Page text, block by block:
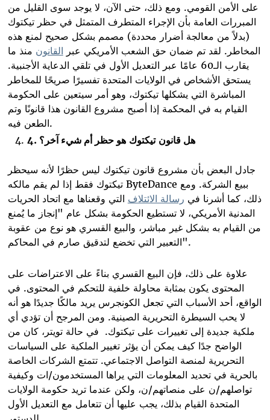
على الأمن القومي. ومع ذلك، حتى الآن، لا يوجد سوى القليل من
المبررات العامة بأن الإجراء المتطرف المتمثل في حظر تيكتوك
(بدلاً من معالجة أضرار محددة) مصمم بشكل صحيح لمنع هذه
المخاطر. لقد تم ضمان حق الشعب الأمريكي عبر القانون منذ ما
يقارب الـ60 عامًا عبر التعديل الأول في تلقي الدعاية الأجنبية.
يستحق الأشخاص في الولايات المتحدة تفسيرًا صريحًا للمخاطر
المباشرة التي يشكلها تيكتوك، وهو أمر سيتعين على الحكومة
القيام به في المحكمة إذا أصبح مشروع القانون هذا قانونًا وتم
الطعن فيه.
4. هل قانون تيكتوك هو حظر أم شيء آخر؟
جادل البعض بأن مشروع قانون تيكتوك ليس حظرًا لأنه سيحظر
تيكتوك فقط إذا لم يقم مالكهByteDance ببيع الشركة. ومع
ذلك، كما أشرنا في رسالة الائتلاف التي وقعناها مع اتحاد الحريات
المدنية الأمريكي، لا تستطيع الحكومة بشكل عام "إنجاز ما يُمنع
من القيام به بشكل غير مباشر، والبيع القسري هو نوع من عقوبة
التعبير التي تخضع لتدقيق صارم في المحاكم".
علاوة على ذلك، فإن البيع القسري بناءً على الاعتراضات على
المحتوى يكون بمثابة محاولة خلفية للتحكم في المحتوى. في
الواقع، أحد الأسباب التي تجعل الكونجرس يريد مالكًا جديدًا هو أنه
لا يحب السيطرة التحريرية الصينية. ومن المرجح أن تؤدي أي
ملكية جديدة إلى تغييرات على تيكتوك. في حالة تويتر، كان من
الواضح جدًا كيف يمكن أن يؤثر تغيير الملكية على السياسات
التحريرية لمنصة التواصل الاجتماعي. تتمتع الشركات الخاصة
بالحرية في تحديد المعلومات التي يراها المستخدمون/ات وكيفية
تواصلهم/ن على منصاتهم/ن، ولكن عندما تريد حكومة الولايات
المتحدة القيام بذلك، يجب عليها أن تتعامل مع التعديل الأول